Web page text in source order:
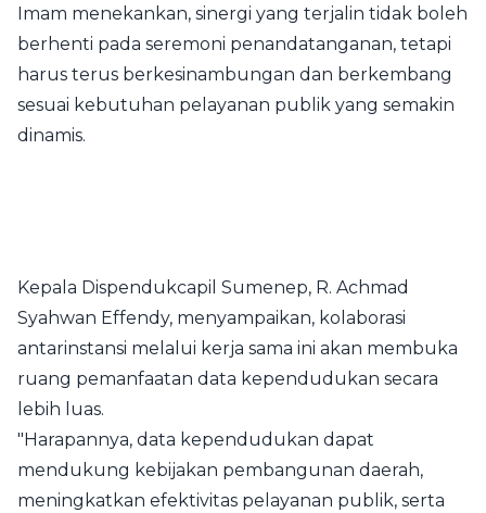
Imam menekankan, sinergi yang terjalin tidak boleh
berhenti pada seremoni penandatanganan, tetapi
harus terus berkesinambungan dan berkembang
sesuai kebutuhan pelayanan publik yang semakin
dinamis.
Kepala Dispendukcapil Sumenep, R. Achmad
Syahwan Effendy, menyampaikan, kolaborasi
antarinstansi melalui kerja sama ini akan membuka
ruang pemanfaatan data kependudukan secara
lebih luas.
"Harapannya, data kependudukan dapat
mendukung kebijakan pembangunan daerah,
meningkatkan efektivitas pelayanan publik, serta